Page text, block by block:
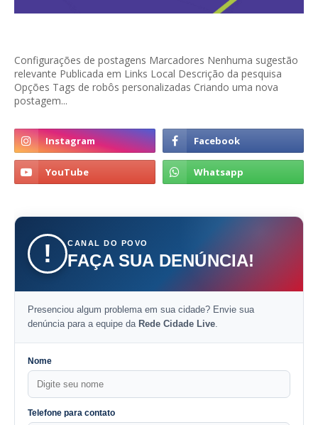
Configurações de postagens Marcadores Nenhuma sugestão
relevante Publicada em Links Local Descrição da pesquisa
Opções Tags de robôs personalizadas Criando uma nova
postagem...
! CANAL DO POVO
FAÇA SUA DENÚNCIA!
Presenciou algum problema em sua cidade? Envie sua
denúncia para a equipe da Rede Cidade Live
Nome
Telefone para contato